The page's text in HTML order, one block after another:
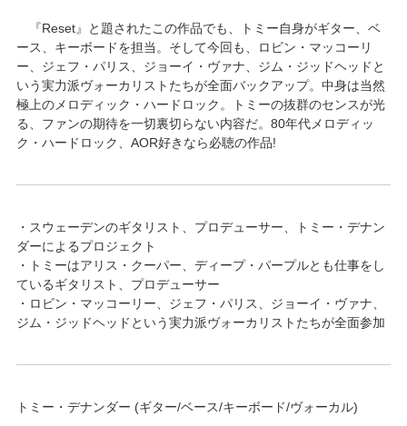
『Reset』と題されたこの作品でも、トミー自身がギター、ベ
ース、キーボードを担当。そして今回も、ロビン・マッコーリ
ー、ジェフ・パリス、ジョーイ・ヴァナ、ジム・ジッドヘッドと
いう実力派ヴォーカリストたちが全面バックアップ。中身は当然
極上のメロディック・ハードロック。トミーの抜群のセンスが光
る、ファンの期待を一切裏切らない内容だ。80年代メロディッ
ク・ハードロック、AOR好きなら必聴の作品!
・スウェーデンのギタリスト、プロデューサー、トミー・デナン
ダーによるプロジェクト
・トミーはアリス・クーパー、ディープ・パープルとも仕事をし
ているギタリスト、プロデューサー
・ロビン・マッコーリー、ジェフ・パリス、ジョーイ・ヴァナ、
ジム・ジッドヘッドという実力派ヴォーカリストたちが全面参加
トミー・デナンダー (ギター/ベース/キーボード/ヴォーカル)